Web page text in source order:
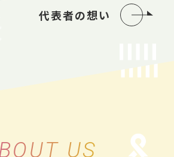
代表者の想い
US